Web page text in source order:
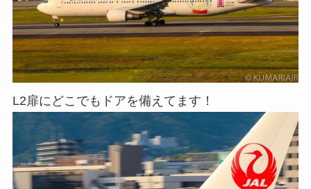
L2扉にどこでもドアを備えてます！